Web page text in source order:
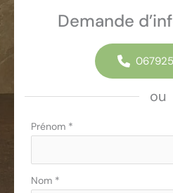
Demande
ou
Formulaire
avec
téléphone
Prénom *
Nom *